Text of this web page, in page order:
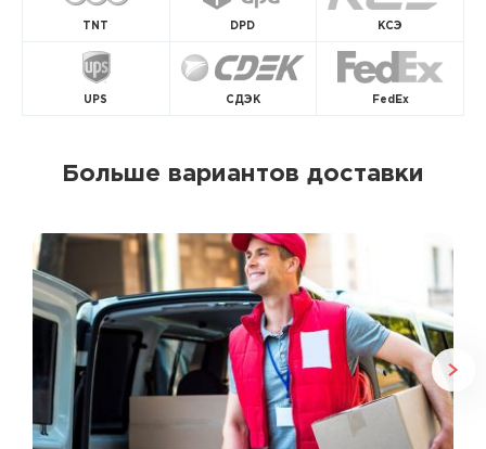
TNT DPD КСЭ
UPS СДЭК FedEx
Больше вариантов доставки